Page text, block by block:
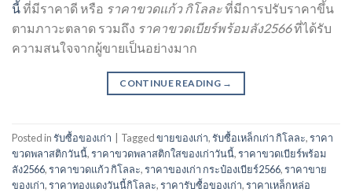
นี้ที่มีราคาดี หรือ ราคาขวดแก้ว กิโลละที่มีการปรับราคาขึ้น
ตามภาวะตลาด รวมถึง ราคาขวดเบียร์พร้อมลัง2566ที่ได้รับ
ความสนใจจากผู้ขายเป็นอย่างมาก
CONTINUE READING →
Posted inรับซื้อของเก่า Taggedขายของเก่า,รับซื้อเหล็กเก่า กิโลละ,ราคา
ขวดพลาสติกวันนี้,ราคาขวดพลาสติกใสของเก่าวันนี้,ราคาขวดเบียร์พร้อม
ลัง2566,ราคาขวดแก้ว กิโลละ,ราคาของเก่า กระป๋องเบียร์2566,ราคาขาย
ของเก่า,ราคาทองแดงวันนี้กิโลละ,ราคารับซื้อของเก่า,ราคาเหล็กหล่อ